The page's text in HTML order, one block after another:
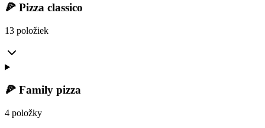
🍕 Pizza classico
13 položiek
🍕 Family pizza
4 položky